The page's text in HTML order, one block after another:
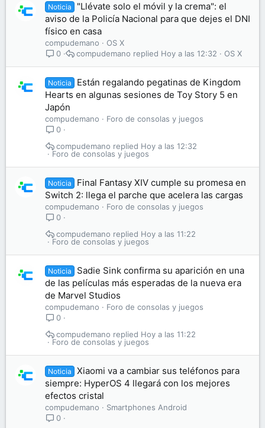
Noticia
"Llévate solo el móvil y la crema": el
aviso de la Policía Nacional para que dejes el DNI
físico en casa
compudemano
OS X
0
OS X
Hoy a las 12:32
compudemano
Noticia
Están regalando pegatinas de Kingdom
Hearts en algunas sesiones de Toy Story 5 en
Japón
compudemano
Foro de consolas y juegos
0
Foro de consolas y juegos
Hoy a las 12:32
compudemano
Noticia
Final Fantasy XIV cumple su promesa en
Switch 2: llega el parche que acelera las cargas
compudemano
Foro de consolas y juegos
0
Foro de consolas y juegos
Hoy a las 11:22
compudemano
Noticia
Sadie Sink confirma su aparición en una
de las películas más esperadas de la nueva era
de Marvel Studios
compudemano
Foro de consolas y juegos
0
Foro de consolas y juegos
Hoy a las 11:22
compudemano
Noticia
Xiaomi va a cambiar sus teléfonos para
siempre: HyperOS 4 llegará con los mejores
efectos cristal
compudemano
Smartphones Android
0